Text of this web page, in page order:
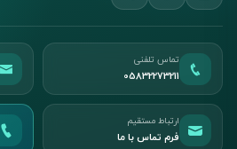
تماس تلفنی
05832273211
ارتباط مستقیم
فرم تماس با ما